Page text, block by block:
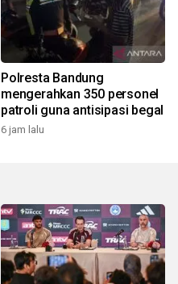
Polresta Bandung
mengerahkan 350 personel
patroli guna antisipasi begal
6 jam lalu